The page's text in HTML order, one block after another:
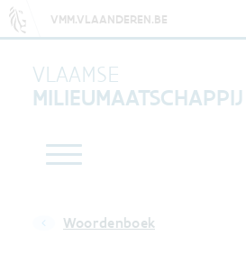
VMM.VLAANDEREN.BE
VLAAMSE
MILIEUMAATSCHAPPIJ
Woordenboek